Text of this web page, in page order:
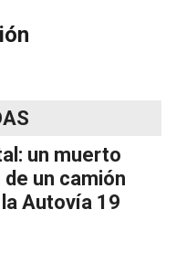
un muerto
un camión
Autovía 19